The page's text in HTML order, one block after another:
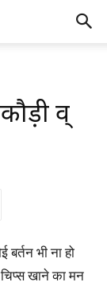
व्
भी ना हो
खाने का मन